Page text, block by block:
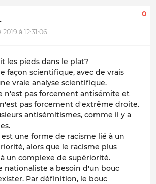
à 12:31:06
0
les pieds dans le plat?
façon scientifique, avec de vrais
vraie analyse scientifique.
n'est pas forcement antisémite et
pas forcement d'extrême droite.
antisémitismes, comme il y a
une forme de racisme lié à un
alors que le racisme plus
un complexe de supériorité.
nationaliste a besoin d'un bouc
Par définition, le bouc